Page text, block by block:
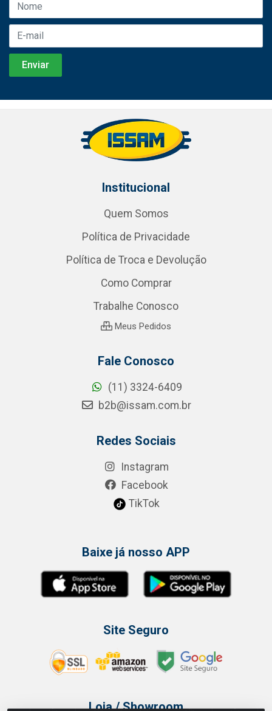
Institucional
Quem Somos
Política de Privacidade
Política de Troca e Devolução
Como Comprar
Trabalhe Conosco
Meus Pedidos
Fale Conosco
(11) 3324-6409
b2b@issam.com.br
Redes Sociais
Instagram
Facebook
TikTok
Baixe já nosso APP
Site Seguro
Loja / Showroom